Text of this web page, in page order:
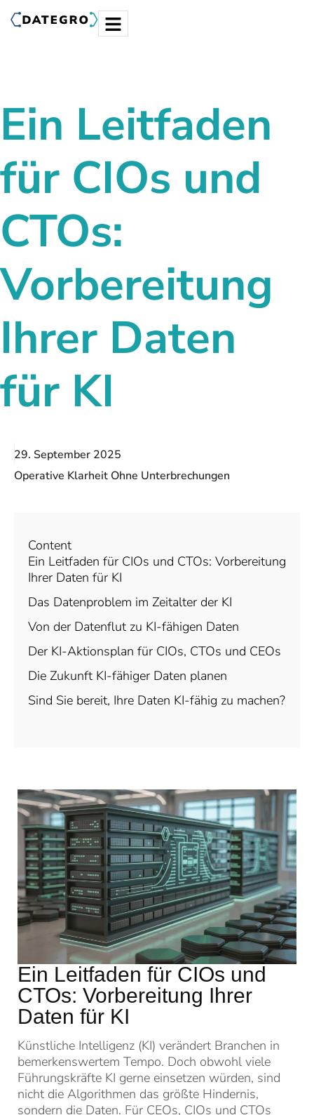
Ein Leitfaden
für CIOs und
CTOs:
Vorbereitung
Ihrer Daten
für KI
29. September 2025
Operative Klarheit Ohne Unterbrechungen
Content
Ein Leitfaden für CIOs und CTOs: Vorbereitung
Ihrer Daten für KI
Das Datenproblem im Zeitalter der KI
Von der Datenflut zu KI-fähigen Daten
Der KI-Aktionsplan für CIOs, CTOs und CEOs
Die Zukunft KI-fähiger Daten planen
Sind Sie bereit, Ihre Daten KI-fähig zu machen?
Ein Leitfaden für CIOs und
CTOs: Vorbereitung Ihrer
Daten für KI
Künstliche Intelligenz (KI) verändert Branchen in
bemerkenswertem Tempo. Doch obwohl viele
Führungskräfte KI gerne einsetzen würden, sind
nicht die Algorithmen das größte Hindernis,
sondern die Daten. Für CEOs, CIOs und CTOs